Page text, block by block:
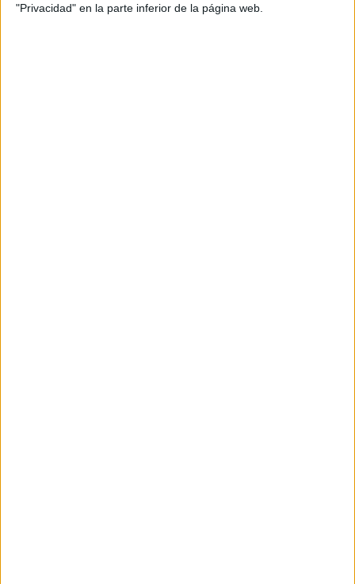
"Privacidad" en la parte inferior de la página web.